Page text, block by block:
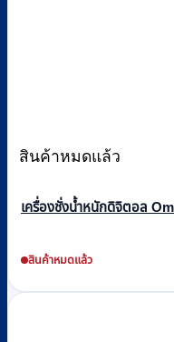
สินค้าหมดแล้ว
เครื่องชั่งน้ำหนักดิจิตอล
สินค้าหมดแล้ว